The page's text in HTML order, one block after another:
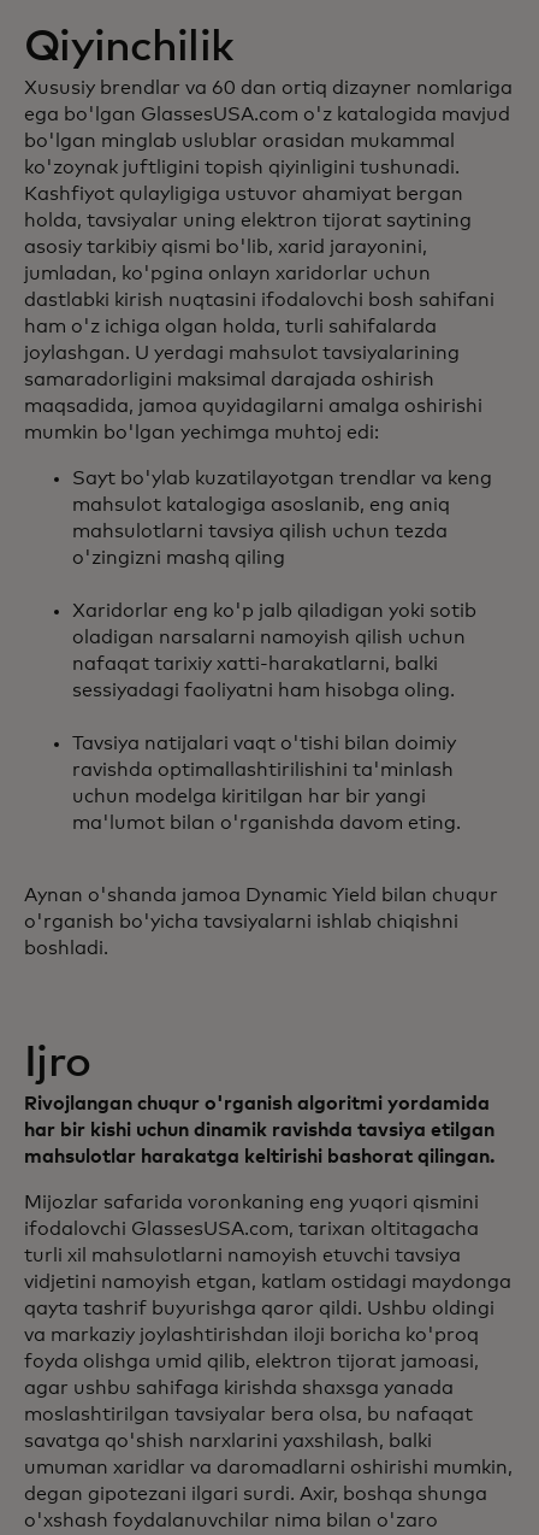
Qiyinchilik
Xususiy brendlar va 60 dan ortiq dizayner nomlariga
ega bo'lgan GlassesUSA.com o'z katalogida mavjud
bo'lgan minglab uslublar orasidan mukammal
ko'zoynak juftligini topish qiyinligini tushunadi.
Kashfiyot qulayligiga ustuvor ahamiyat bergan
holda, tavsiyalar uning elektron tijorat saytining
asosiy tarkibiy qismi bo'lib, xarid jarayonini,
jumladan, ko'pgina onlayn xaridorlar uchun
dastlabki kirish nuqtasini ifodalovchi bosh sahifani
ham o'z ichiga olgan holda, turli sahifalarda
joylashgan. U yerdagi mahsulot tavsiyalarining
samaradorligini maksimal darajada oshirish
maqsadida, jamoa quyidagilarni amalga oshirishi
mumkin bo'lgan yechimga muhtoj edi:
Sayt bo'ylab kuzatilayotgan trendlar va keng
mahsulot katalogiga asoslanib, eng aniq
mahsulotlarni tavsiya qilish uchun tezda
o'zingizni mashq qiling
Xaridorlar eng ko'p jalb qiladigan yoki sotib
oladigan narsalarni namoyish qilish uchun
nafaqat tarixiy xatti-harakatlarni, balki
sessiyadagi faoliyatni ham hisobga oling.
Tavsiya natijalari vaqt o'tishi bilan doimiy
ravishda optimallashtirilishini ta'minlash
uchun modelga kiritilgan har bir yangi
ma'lumot bilan o'rganishda davom eting.
Aynan o'shanda jamoa Dynamic Yield bilan chuqur
o'rganish bo'yicha tavsiyalarni ishlab chiqishni
boshladi.
Ijro
Rivojlangan chuqur o'rganish algoritmi yordamida
har bir kishi uchun dinamik ravishda tavsiya etilgan
mahsulotlar harakatga keltirishi bashorat qilingan.
Mijozlar safarida voronkaning eng yuqori qismini
ifodalovchi GlassesUSA.com, tarixan oltitagacha
turli xil mahsulotlarni namoyish etuvchi tavsiya
vidjetini namoyish etgan, katlam ostidagi maydonga
qayta tashrif buyurishga qaror qildi. Ushbu oldingi
va markaziy joylashtirishdan iloji boricha ko'proq
foyda olishga umid qilib, elektron tijorat jamoasi,
agar ushbu sahifaga kirishda shaxsga yanada
moslashtirilgan tavsiyalar bera olsa, bu nafaqat
savatga qo'shish narxlarini yaxshilash, balki
umuman xaridlar va daromadlarni oshirishi mumkin,
degan gipotezani ilgari surdi. Axir, boshqa shunga
o'xshash foydalanuvchilar nima bilan o'zaro